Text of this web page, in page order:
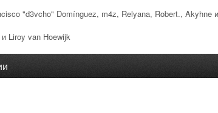
"d3vcho" Domínguez, m4z, Relyana, Robert., Akyhne
Liroy van Hoewijk